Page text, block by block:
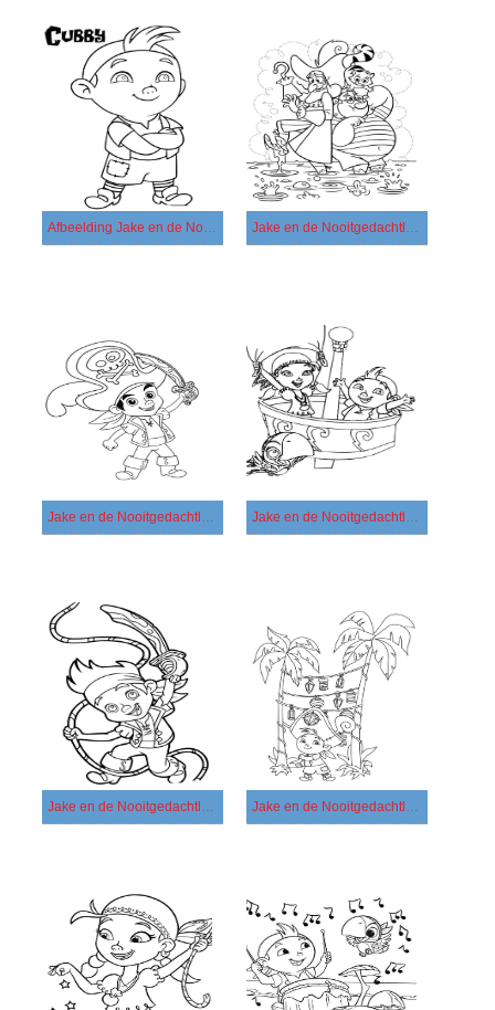
Afbeelding Jake en de Nooitgedachtland Piraten Jake en de Nooitgedachtland Piraten afdrukbaar basis
Jake en de Nooitgedachtland Piraten afdrukbaar eenvoudig Jake en de Nooitgedachtland Piraten afdrukbaar simpel
Jake en de Nooitgedachtland Piraten afdrukbaar voor kinderen Jake en de Nooitgedachtland Piraten afdrukbaar